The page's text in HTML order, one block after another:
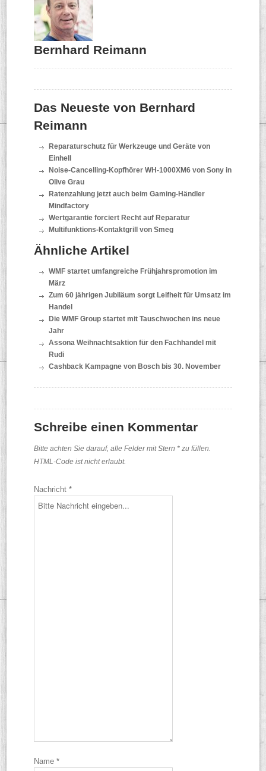
Bernhard Reimann
Das Neueste von Bernhard
Reimann
Reparaturschutz für Werkzeuge und Geräte von
Einhell
Noise-Cancelling-Kopfhörer WH-1000XM6 von Sony in
Olive Grau
Ratenzahlung jetzt auch beim Gaming-Händler
Mindfactory
Wertgarantie forciert Recht auf Reparatur
Multifunktions-Kontaktgrill von Smeg
Ähnliche Artikel
WMF startet umfangreiche Frühjahrspromotion im
März
Zum 60 jährigen Jubiläum sorgt Leifheit für Umsatz im
Handel
Die WMF Group startet mit Tauschwochen ins neue
Jahr
Assona Weihnachtsaktion für den Fachhandel mit
Rudi
Cashback Kampagne von Bosch bis 30. November
Schreibe einen Kommentar
Bitte achten Sie darauf, alle Felder mit Stern * zu füllen.
HTML-Code ist nicht erlaubt.
Nachricht *
Name *